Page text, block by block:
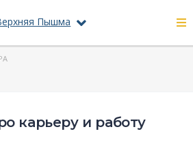
Пышма
карьеру и работу